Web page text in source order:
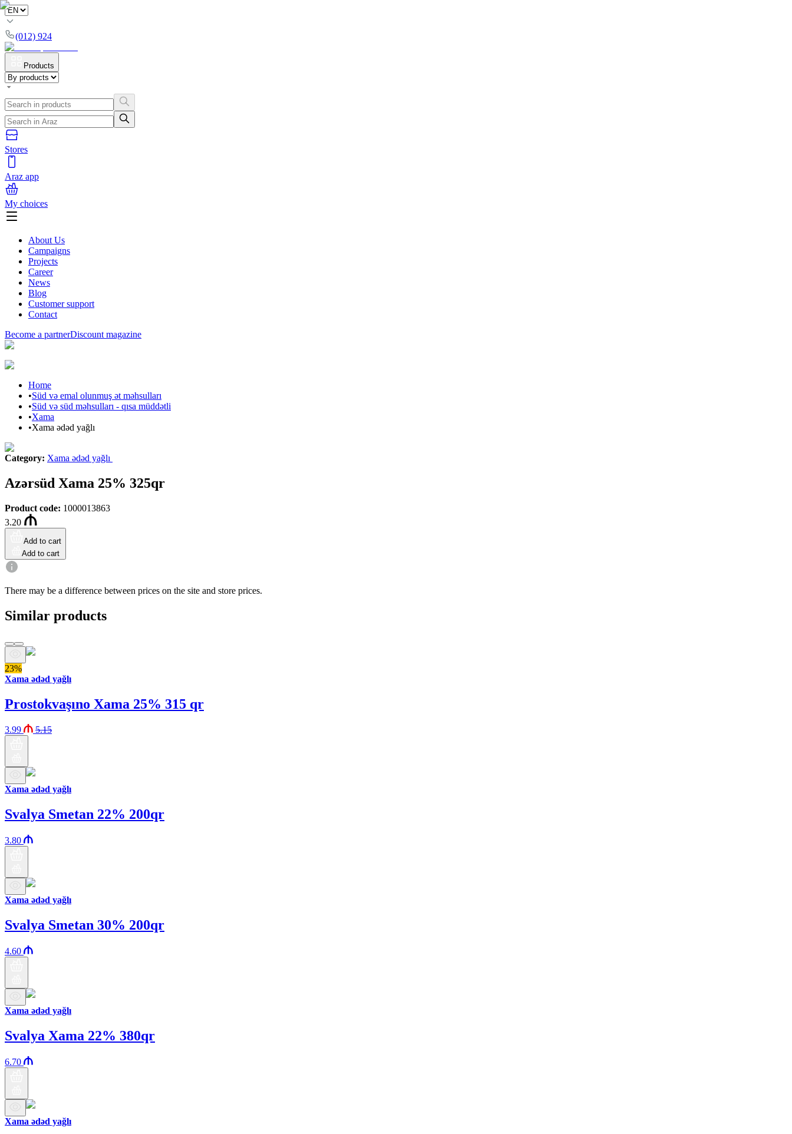
(012) 924
Products
Stores
Araz app
My choices
About Us
Campaigns
Projects
Career
News
Blog
Customer support
Contact
Become a partnerDiscount magazine
Home
•Süd və emal olunmuş ət məhsulları
•Süd və süd məhsulları - qısa müddətli
•Xama
•Xama ədəd yağlı
Category: Xama ədəd yağlı
Azərsüd Xama 25% 325qr
Product code: 1000013863
3.20
Add to cart
Add to cart
There may be a difference between prices on the site and store prices.
Similar products
23%
Xama ədəd yağlı
Prostokvaşıno Xama 25% 315 qr
3.99 5.15
Xama ədəd yağlı
Svalya Smetan 22% 200qr
3.80
Xama ədəd yağlı
Svalya Smetan 30% 200qr
4.60
Xama ədəd yağlı
Svalya Xama 22% 380qr
6.70
Xama ədəd yağlı